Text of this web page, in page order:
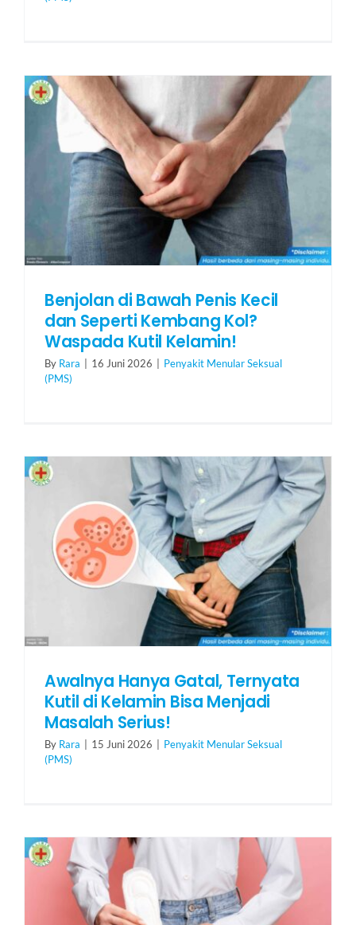
Benjolan di Bawah Penis Kecil
dan Seperti Kembang Kol?
Waspada Kutil Kelamin!
By Rara 16 Juni 2026
Penyakit Menular Seksual
(PMS)
Awalnya Hanya Gatal, Ternyata
Kutil di Kelamin Bisa Menjadi
Masalah Serius!
By Rara 15 Juni 2026
Penyakit Menular Seksual
(PMS)